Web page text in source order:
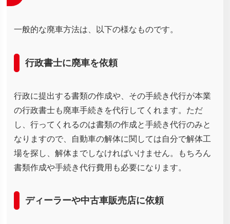
一般的な廃車方法は、以下の様なものです。
行政書士に廃車を依頼
行政に提出する書類の作成や、その手続き代行が本業
の行政書士も廃車手続きを代行してくれます。ただ
し、行ってくれるのは書類の作成と手続き代行のみと
なりますので、自動車の解体に関しては自分で解体工
場を探し、解体までしなければいけません。もちろん
書類作成や手続き代行費用も必要になります。
ディーラーや中古車販売店に依頼